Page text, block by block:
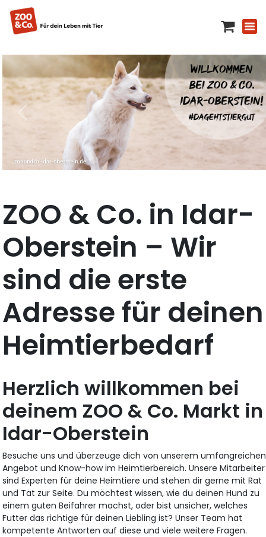
ZOO & Co. in Idar-
Oberstein – Wir
sind die erste
Adresse für deinen
Heimtierbedarf
Herzlich willkommen bei
deinem ZOO & Co. Markt in
Idar-Oberstein
Besuche uns und überzeuge dich von unserem umfangreichen
Angebot und Know-how im Heimtierbereich. Unsere Mitarbeiter
sind Experten für deine Heimtiere und stehen dir gerne mit Rat
und Tat zur Seite. Du möchtest wissen, wie du deinen Hund zu
einem guten Beifahrer machst, oder bist unsicher, welches
Futter das richtige für deinen Liebling ist? Unser Team hat
kompetente Antworten auf diese und viele weitere Fragen.